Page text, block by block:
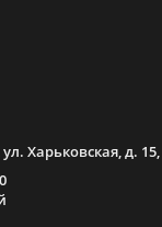
ул. Харьковская, д.